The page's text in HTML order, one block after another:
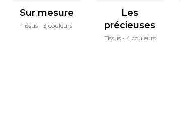
Sur mesure
Tissus 3 couleurs
Les
précieuses
Tissus 4 couleurs